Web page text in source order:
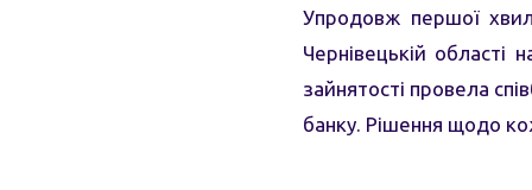
Упродовж першої
Чернівецькій
зайнятості провела
банку. Рішення щодо